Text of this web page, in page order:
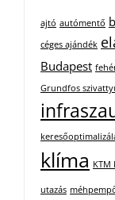
ajtó autómentő
céges ajándék
Budapest
Grundfos
klíma KTM
utazás